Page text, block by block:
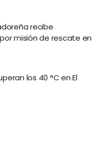
recibe
misión de rescate en
los 40 °C en El